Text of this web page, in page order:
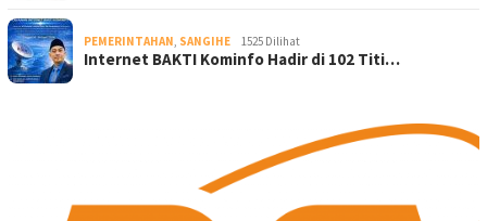
PEMERINTAHAN, SANGIHE 1525 Dilihat
Internet BAKTI Kominfo Hadir di 102 Titi…